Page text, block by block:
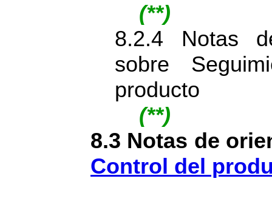
(**)
8.2.4 Notas
sobre
producto
(**)
8.3 Notas de
Control del